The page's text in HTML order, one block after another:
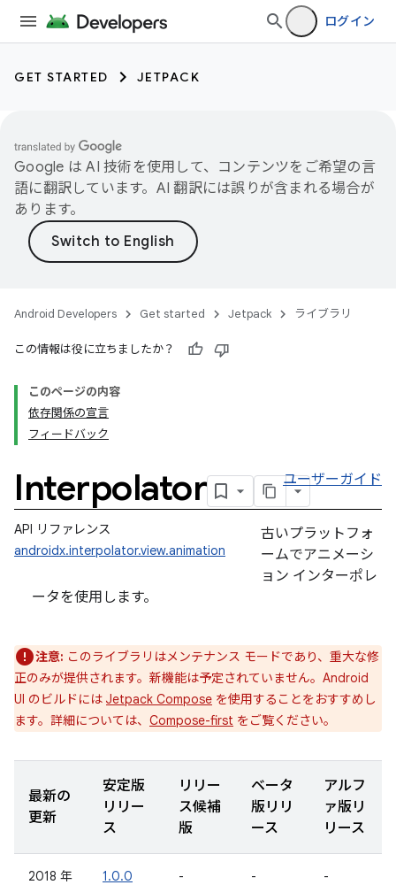
ログイン
GET STARTED JETPACK
Google は AI 技術を使用して、コンテンツをご希望の言
語に翻訳しています。AI 翻訳には誤りが含まれる場合が
あります。
Android Developers Get started Jetpack ライブラリ
この情報は役に立ちましたか？
このページの内容
依存関係の宣言
フィードバック
Interpolator ユーザーガイド
API リファレンス
androidx.interpolator.view.animation
古いプラットフォ
ームでアニメーシ
ョン インターポレ
ータを使用します。
注意: このライブラリはメンテナンス モードであり、重大な修
正のみが提供されます。新機能は予定されていません。Android
UI のビルドには Jetpack Compose を使用することをおすすめし
ます。詳細については、 Compose-first をご覧ください。
最新の
更新
安定版
リリー
ス
リリー
ス候補
版
ベータ
版リリ
ース
アルフ
ァ版リ
リース
2018 年
1.0.0 - - -